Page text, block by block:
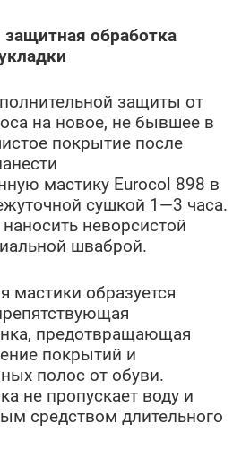
обработка
защиты от
на новое, не бывшее в
покрытие после
мастику Eurocol 898 в
сушкой 1—3 часа.
неворсистой
шваброй.
мастики образуется
предотвращающая
покрытий и
полос от обуви.
не пропускает воду и
средством длительного